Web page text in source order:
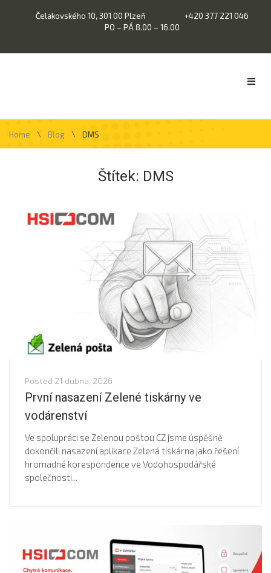
Čelakovského 10, 301 00 Plzeň
+420 377 221 046
PO – PÁ 8.00 – 16.00
Home \ Blog \ DMS
Štítek: DMS
Posted 21 dubna, 2026
První nasazení Zelené tiskárny ve
vodárenství
Ve spolupráci se Zelenou poštou CZ jsme úspěšně
dokončili nasazení aplikace Zelená tiskárna jako řešení
hromadné korespondence ve Vodohospodářské
společnosti...